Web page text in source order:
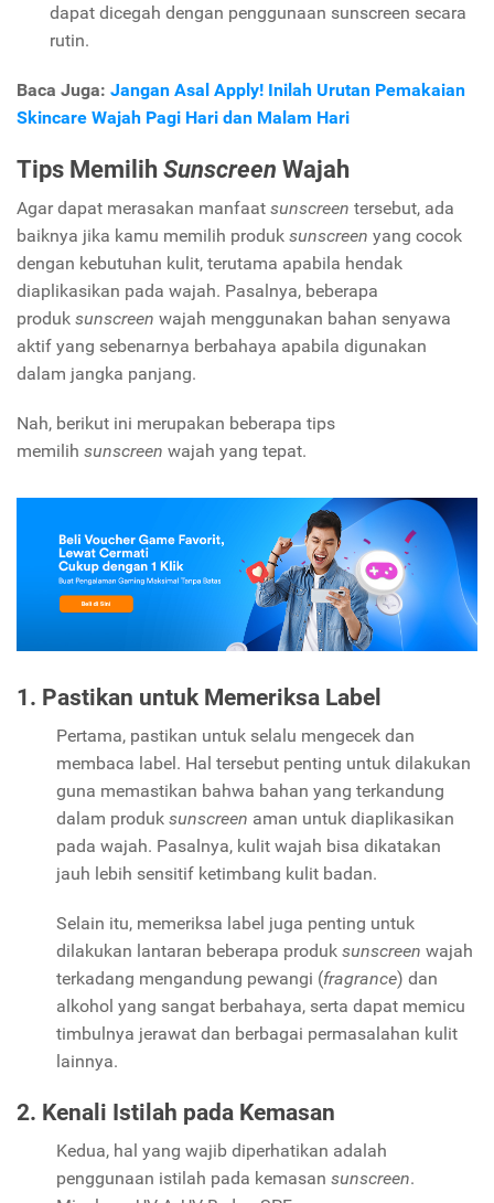
dapat dicegah dengan penggunaan sunscreen secara
rutin.
Baca Juga: Jangan Asal Apply! Inilah Urutan Pemakaian
Skincare Wajah Pagi Hari dan Malam Hari
Tips MemilihSunscreen Wajah
Agar dapat merasakan manfaat sunscreen tersebut, ada
baiknya jika kamu memilih produk sunscreen yang cocok
dengan kebutuhan kulit, terutama apabila hendak
diaplikasikan pada wajah. Pasalnya, beberapa
produk sunscreen wajah menggunakan bahan senyawa
aktif yang sebenarnya berbahaya apabila digunakan
dalam jangka panjang.
Nah, berikut ini merupakan beberapa tips
memilih sunscreen wajah yang tepat.
1. Pastikan untuk Memeriksa Label
Pertama, pastikan untuk selalu mengecek dan
membaca label. Hal tersebut penting untuk dilakukan
guna memastikan bahwa bahan yang terkandung
dalam produk sunscreen aman untuk diaplikasikan
pada wajah. Pasalnya, kulit wajah bisa dikatakan
jauh lebih sensitif ketimbang kulit badan.
Selain itu, memeriksa label juga penting untuk
dilakukan lantaran beberapa produk sunscreen wajah
terkadang mengandung pewangi (fragrance) dan
alkohol yang sangat berbahaya, serta dapat memicu
timbulnya jerawat dan berbagai permasalahan kulit
lainnya.
2. Kenali Istilah pada Kemasan
Kedua, hal yang wajib diperhatikan adalah
penggunaan istilah pada kemasan sunscreen.